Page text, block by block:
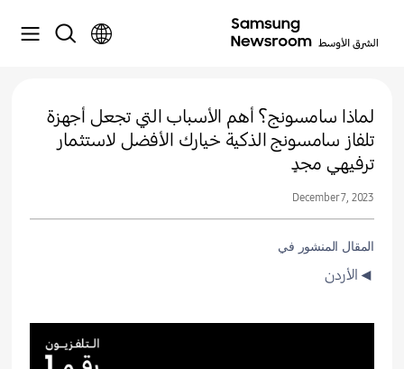
لماذا سامسونج؟ أهم الأسباب التي تجعل أجهزة
تلفاز سامسونج الذكية خيارك الأفضل لاستثمار
ترفيهي مجدٍ
December 7, 2023
المقال المنشور في
◄الأردن